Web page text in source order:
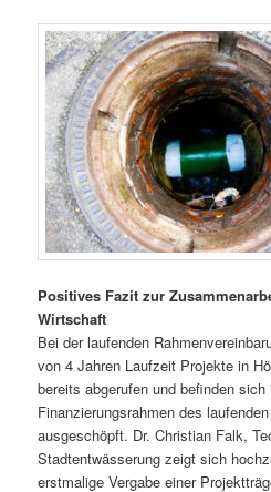
Positives Fazit zur
Wirtschaft
Bei der laufenden
von 4 Jahren Laufzeit Projekte in
bereits abgerufen und befinden
Finanzierungsrahmen des
ausgeschöpft. Dr. Christian Falk,
Stadtentwässerung zeigt sich
erstmalige Vergabe einer